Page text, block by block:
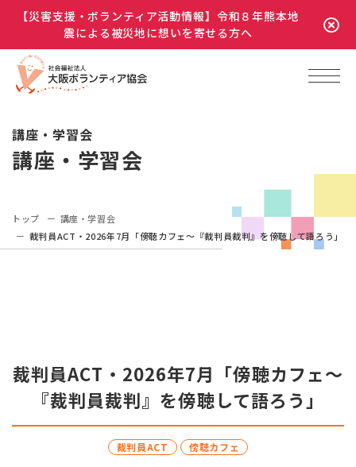
【災害支援・ボランティア活動情報】令和８年熊本地
震による被災地に想いを寄せる方へ
講座・学習会
講座・学習会
トップ
講座・学習会
裁判員ACT・2026年7月「傍聴カフェ～『裁判員裁判』を傍聴して語ろう」
裁判員ACT・2026年7月「傍聴カフェ～
『裁判員裁判』を傍聴して語ろう」
裁判員ACT 傍聴カフェ